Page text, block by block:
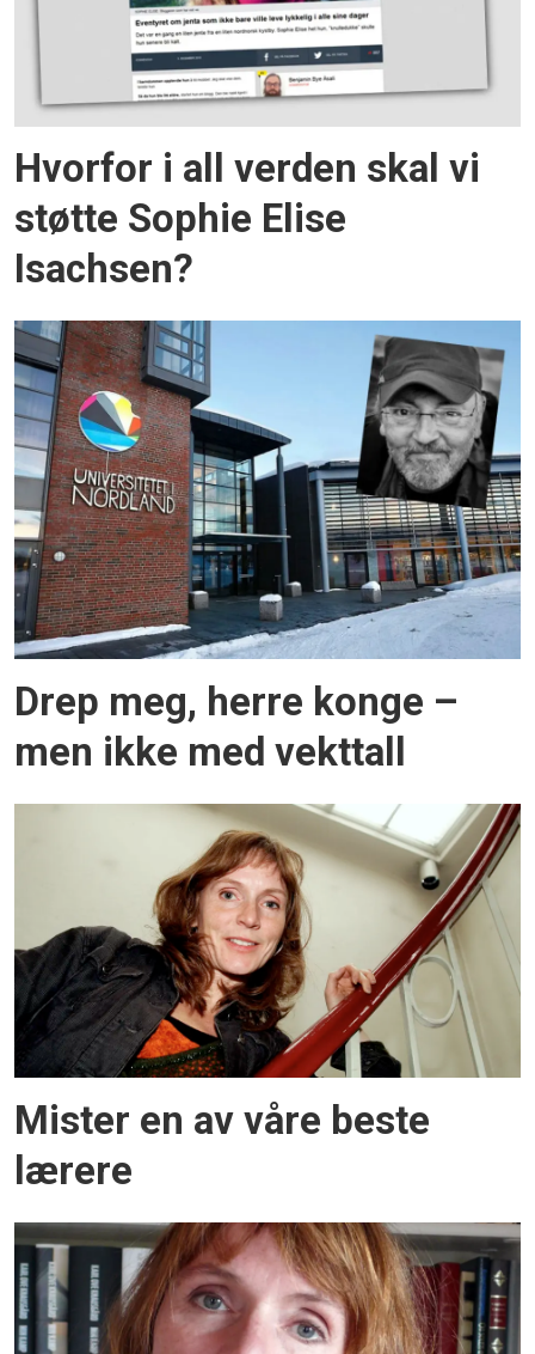
Hvorfor i all verden skal vi
støtte Sophie Elise
Isachsen?
Drep meg, herre konge –
men ikke med vekttall
Mister en av våre beste
lærere